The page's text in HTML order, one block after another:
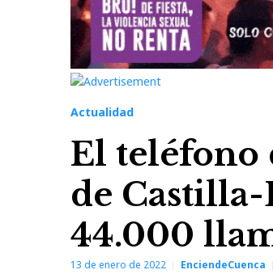
Actualidad
El teléfono
de
44.000
13 de enero de 2022 EnciendeCuenca